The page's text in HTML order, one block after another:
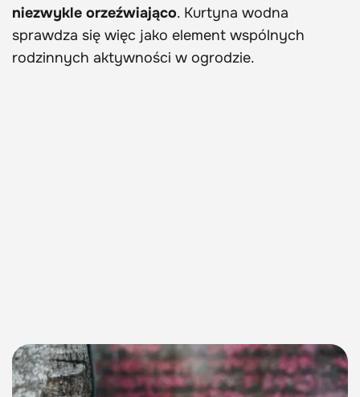
niezwykle orzeźwiająco. Kurtyna wodna
sprawdza się więc jako element wspólnych
rodzinnych aktywności w ogrodzie.